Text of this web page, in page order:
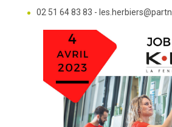
02 51 64 83 83 -